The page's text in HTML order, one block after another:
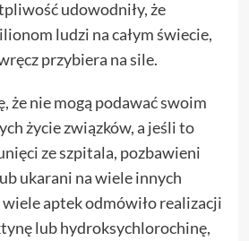
udowodniły, że
ludzi na całym świecie,
przybiera na sile.
że nie mogą podawać swoim
życie związków, a jeśli to
ze szpitala, pozbawieni
ukarani na wiele innych
aptek odmówiło realizacji
lub hydroksychlorochinę,